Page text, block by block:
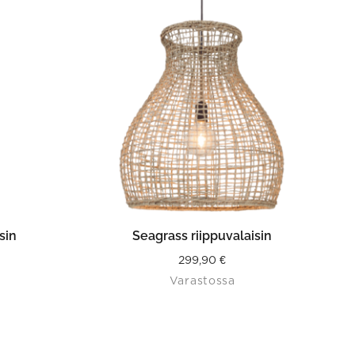
LISÄÄ OSTOSKORIIN
Seagrass riippuvalaisin
299,90€
Varastossa